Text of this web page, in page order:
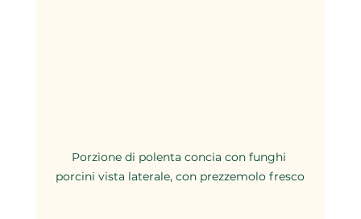
Porzione di polenta concia con funghi
porcini vista laterale, con prezzemolo fresco